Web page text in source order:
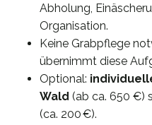
Abholung,
Organisation.
Keine Grabpflege
übernimmt diese
Optional:
Wald (ab ca. 650 €)
(ca. 200 €).